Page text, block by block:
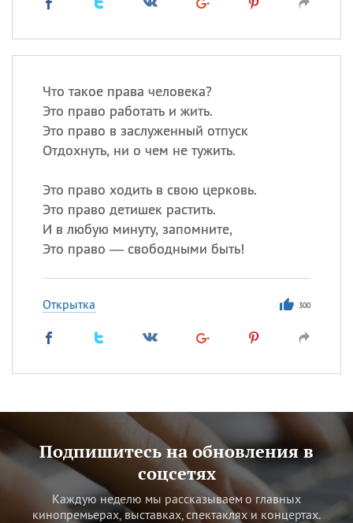
Что такое права человека?
Это право работать и жить.
Это право в заслуженный отпуск
Отдохнуть, ни о чем не тужить.
Это право ходить в свою церковь.
Это право детишек растить.
И в любую минуту, запомните,
Это право — свободными быть!
Открытка 300
Подпишитесь на обновления в
соцсетях
Каждую неделю мы рассказываем о главных
кинопремьерах, выставках, спектаклях и концертах.